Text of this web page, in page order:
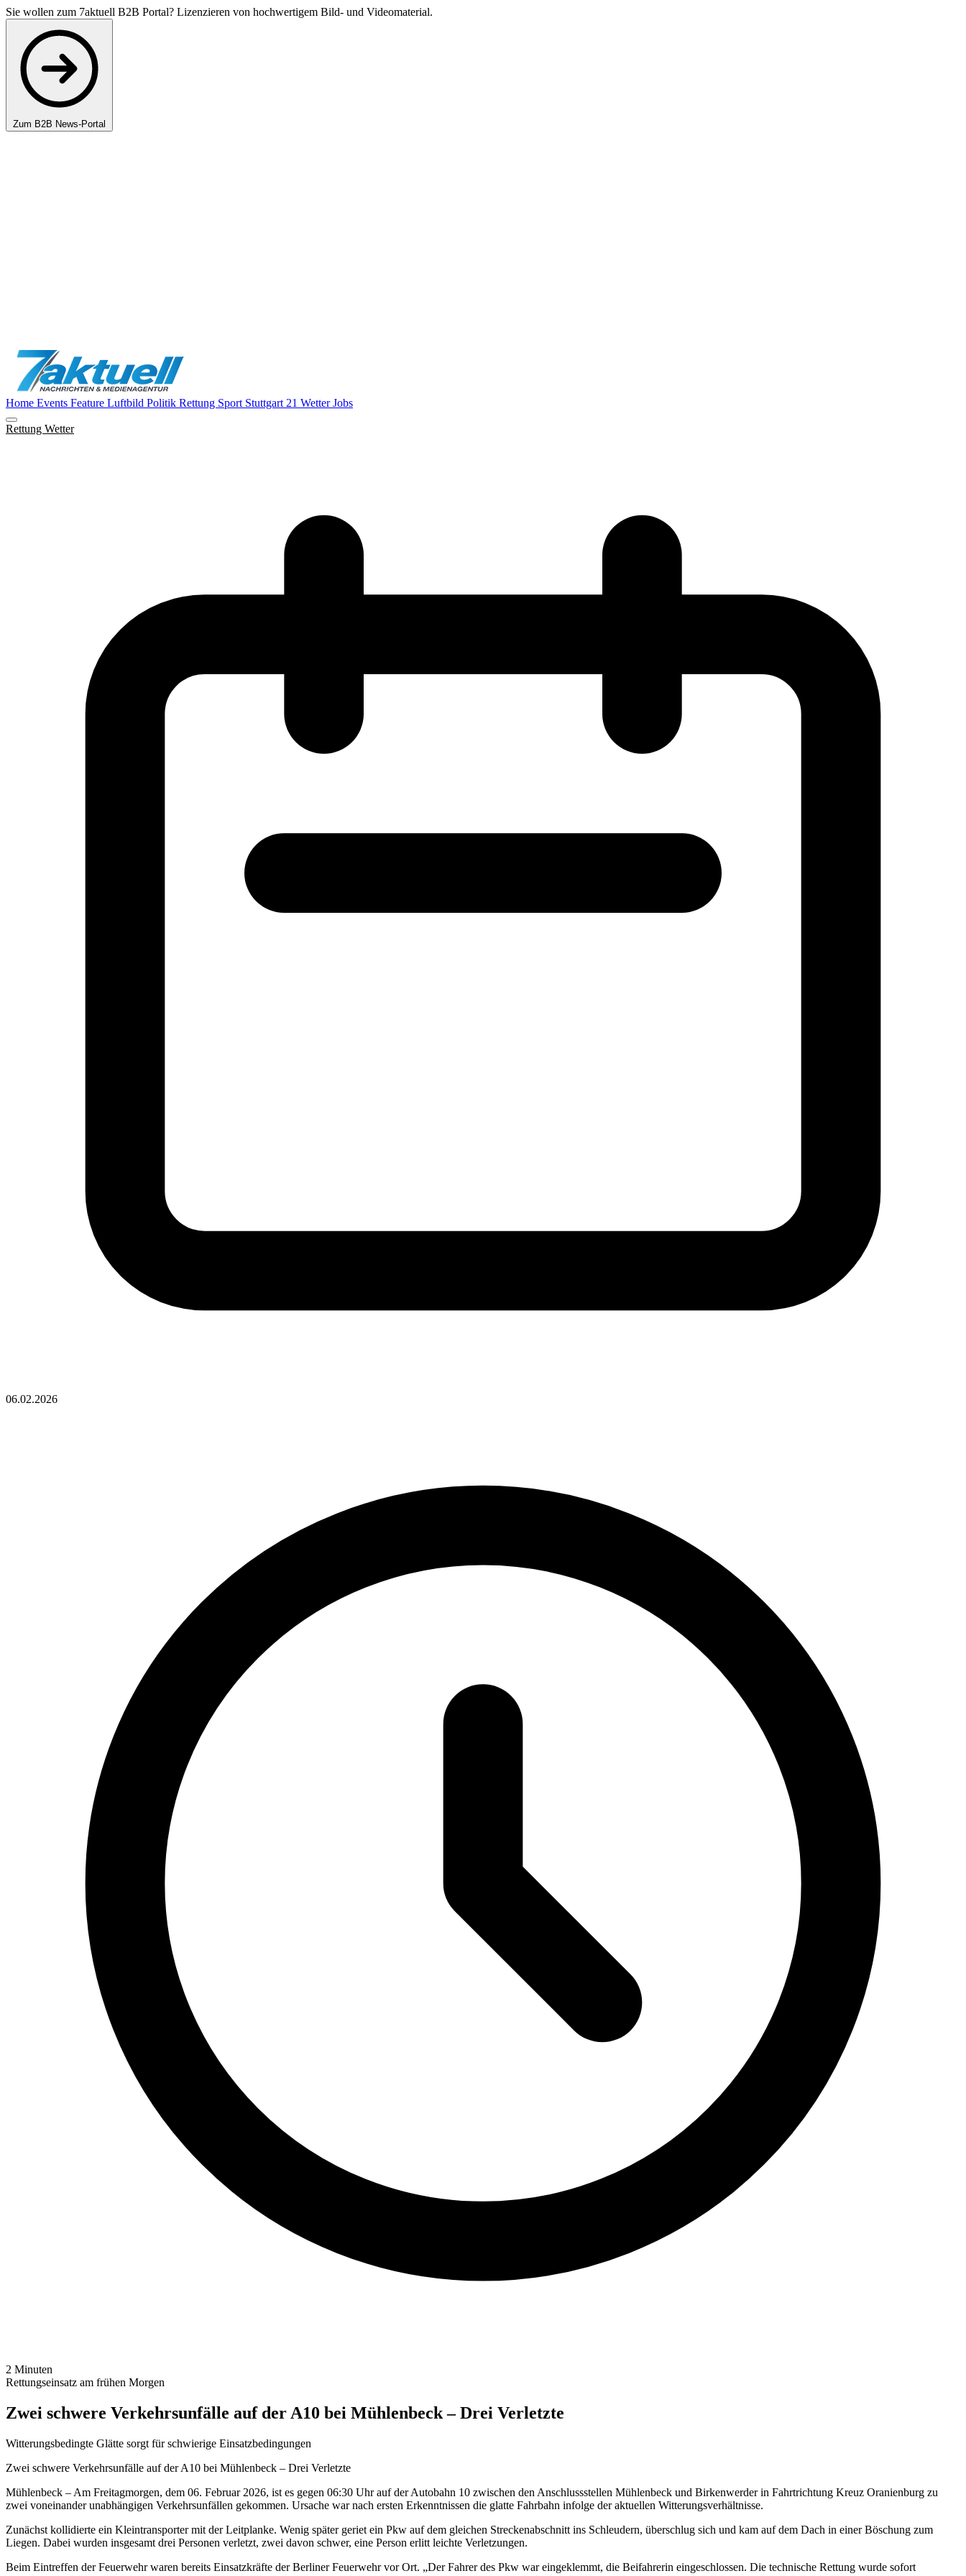
Sie wollen zum 7aktuell B2B Portal? Lizenzieren von hochwertigem Bild- und Videomaterial.
Zum B2B News-Portal
Home Events Feature Luftbild Politik Rettung Sport Stuttgart 21 WetterJobs
Rettung Wetter
06.02.2026
2 Minuten
Rettungseinsatz am frühen Morgen
Zwei schwere Verkehrsunfälle auf der A10 bei Mühlenbeck – Drei Verletzte
Witterungsbedingte Glätte sorgt für schwierige Einsatzbedingungen
Zwei schwere Verkehrsunfälle auf der A10 bei Mühlenbeck – Drei Verletzte
Mühlenbeck – Am Freitagmorgen, dem 06. Februar 2026, ist es gegen 06:30 Uhr auf der Autobahn 10 zwischen den Anschlussstellen Mühlenbeck und Birkenwerder in Fahrtrichtung Kreuz Oranienburg zu
zwei voneinander unabhängigen Verkehrsunfällen gekommen. Ursache war nach ersten Erkenntnissen die glatte Fahrbahn infolge der aktuellen Witterungsverhältnisse.
Zunächst kollidierte ein Kleintransporter mit der Leitplanke. Wenig später geriet ein Pkw auf dem gleichen Streckenabschnitt ins Schleudern, überschlug sich und kam auf dem Dach in einer Böschung zum
Liegen. Dabei wurden insgesamt drei Personen verletzt, zwei davon schwer, eine Person erlitt leichte Verletzungen.
Beim Eintreffen der Feuerwehr waren bereits Einsatzkräfte der Berliner Feuerwehr vor Ort. „Der Fahrer des Pkw war eingeklemmt, die Beifahrerin eingeschlossen. Die technische Rettung wurde sofort